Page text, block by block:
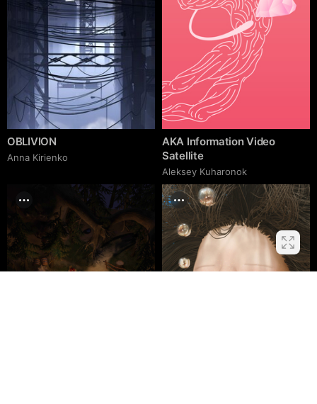
OBLIVION
Anna Kirienko
AKA Information Video
Satellite
Aleksey Kuharonok